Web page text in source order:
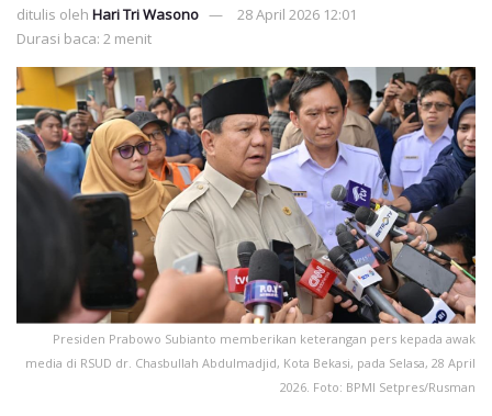
ditulis oleh Hari Tri Wasono
28 April 2026 12:01
Durasi baca: 2 menit
Presiden Prabowo Subianto memberikan keterangan pers kepada awak
media di RSUD dr. Chasbullah Abdulmadjid, Kota Bekasi, pada Selasa, 28 April
2026. Foto: BPMI Setpres/Rusman